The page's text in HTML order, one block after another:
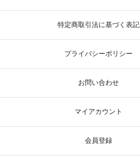
特定商取引法に基づく表記
プライバシーポリシー
お問い合わせ
マイアカウント
会員登録